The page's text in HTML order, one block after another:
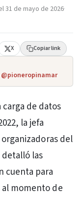
31 de mayo de 2026·
X Copiar link
@pioneropinamar
de datos
la jefa
del
las
cuenta para
momento de